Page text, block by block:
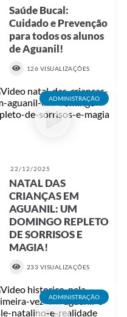
Saúde Bucal:
Cuidado e Prevenção
para todos os alunos
de Aguanil!
126 VISUALIZAÇÕES
ADMINISTRAÇÃO
22/12/2025
NATAL DAS
CRIANÇAS EM
AGUANIL: UM
DOMINGO REPLETO
DE SORRISOS E
MAGIA!
233 VISUALIZAÇÕES
ADMINISTRAÇÃO